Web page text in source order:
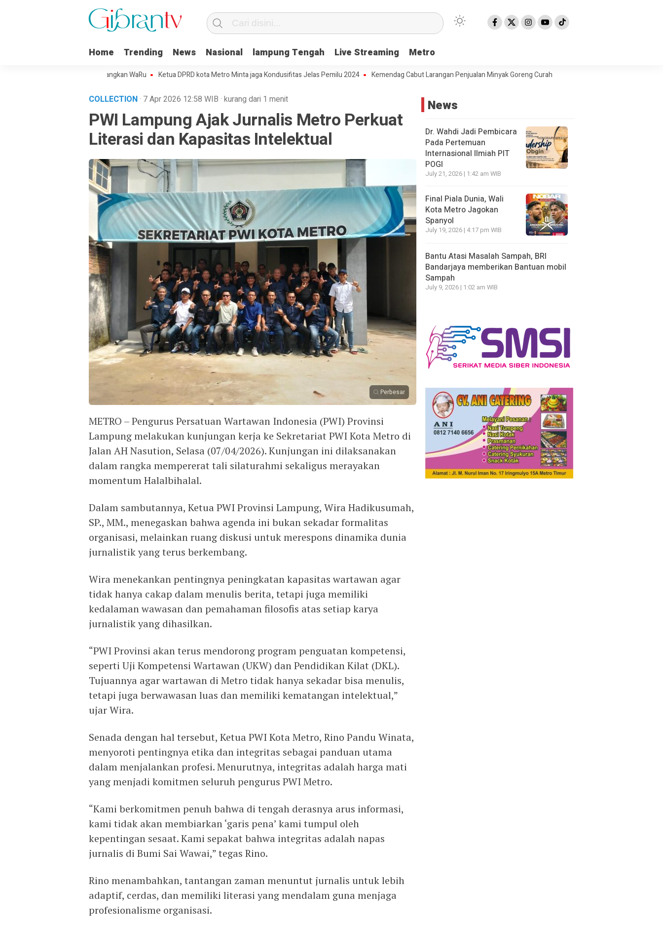
Home Trending News Nasional lampung Tengah Live Streaming Metro
Kota Metro Sepakat Menangkan WaRu Ketua DPRD kota Metro Minta jaga Kondusifitas Jelas Pemilu 2024 Kemendag Cabut Larangan Penjualan Minyak Goreng Curah Berita Populer: Uji Coba Gage ke
COLLECTION· 7 Apr 2026 12:58 WIB · kurang dari 1 menit
PWI Lampung Ajak Jurnalis Metro Perkuat
Literasi dan Kapasitas Intelektual
Perbesar
METRO – Pengurus Persatuan Wartawan Indonesia (PWI) Provinsi
Lampung melakukan kunjungan kerja ke Sekretariat PWI Kota Metro di
Jalan AH Nasution, Selasa (07/04/2026). Kunjungan ini dilaksanakan
dalam rangka mempererat tali silaturahmi sekaligus merayakan
momentum Halalbihalal.
Dalam sambutannya, Ketua PWI Provinsi Lampung, Wira Hadikusumah,
SP., MM., menegaskan bahwa agenda ini bukan sekadar formalitas
organisasi, melainkan ruang diskusi untuk merespons dinamika dunia
jurnalistik yang terus berkembang.
Wira menekankan pentingnya peningkatan kapasitas wartawan agar
tidak hanya cakap dalam menulis berita, tetapi juga memiliki
kedalaman wawasan dan pemahaman filosofis atas setiap karya
jurnalistik yang dihasilkan.
“PWI Provinsi akan terus mendorong program penguatan kompetensi,
seperti Uji Kompetensi Wartawan (UKW) dan Pendidikan Kilat (DKL).
Tujuannya agar wartawan di Metro tidak hanya sekadar bisa menulis,
tetapi juga berwawasan luas dan memiliki kematangan intelektual,”
ujar Wira.
Senada dengan hal tersebut, Ketua PWI Kota Metro, Rino Pandu Winata,
menyoroti pentingnya etika dan integritas sebagai panduan utama
dalam menjalankan profesi. Menurutnya, integritas adalah harga mati
yang menjadi komitmen seluruh pengurus PWI Metro.
“Kami berkomitmen penuh bahwa di tengah derasnya arus informasi,
kami tidak akan membiarkan ‘garis pena’ kami tumpul oleh
kepentingan sesaat. Kami sepakat bahwa integritas adalah napas
jurnalis di Bumi Sai Wawai,” tegas Rino.
Rino menambahkan, tantangan zaman menuntut jurnalis untuk lebih
adaptif, cerdas, dan memiliki literasi yang mendalam guna menjaga
profesionalisme organisasi.
News
Dr. Wahdi Jadi Pembicara
Pada Pertemuan
Internasional Ilmiah PIT
POGI
July 21, 2026 | 1:42 am WIB
Final Piala Dunia, Wali
Kota Metro Jagokan
Spanyol
July 19, 2026 | 4:17 pm WIB
Bantu Atasi Masalah Sampah, BRI
Bandarjaya memberikan Bantuan mobil
Sampah
July 9, 2026 | 1:02 am WIB